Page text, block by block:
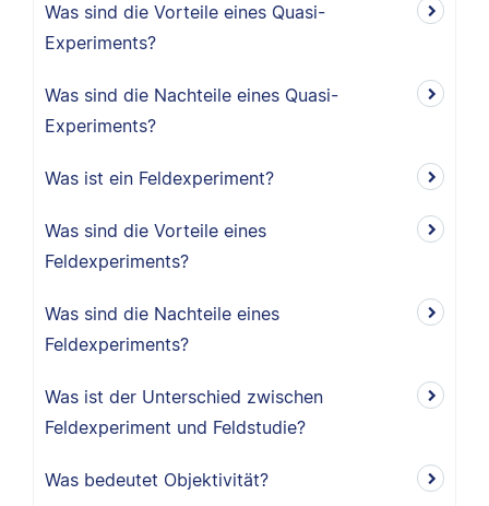
Was sind die Vorteile eines Quasi-
Experiments?
Was sind die Nachteile eines Quasi-
Experiments?
Was ist ein Feldexperiment?
Was sind die Vorteile eines
Feldexperiments?
Was sind die Nachteile eines
Feldexperiments?
Was ist der Unterschied zwischen
Feldexperiment und Feldstudie?
Was bedeutet Objektivität?